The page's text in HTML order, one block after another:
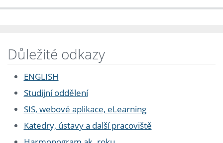
Důležité odkazy
ENGLISH
Studijní oddělení
SIS, webové aplikace, eLearning
Katedry, ústavy a další pracoviště